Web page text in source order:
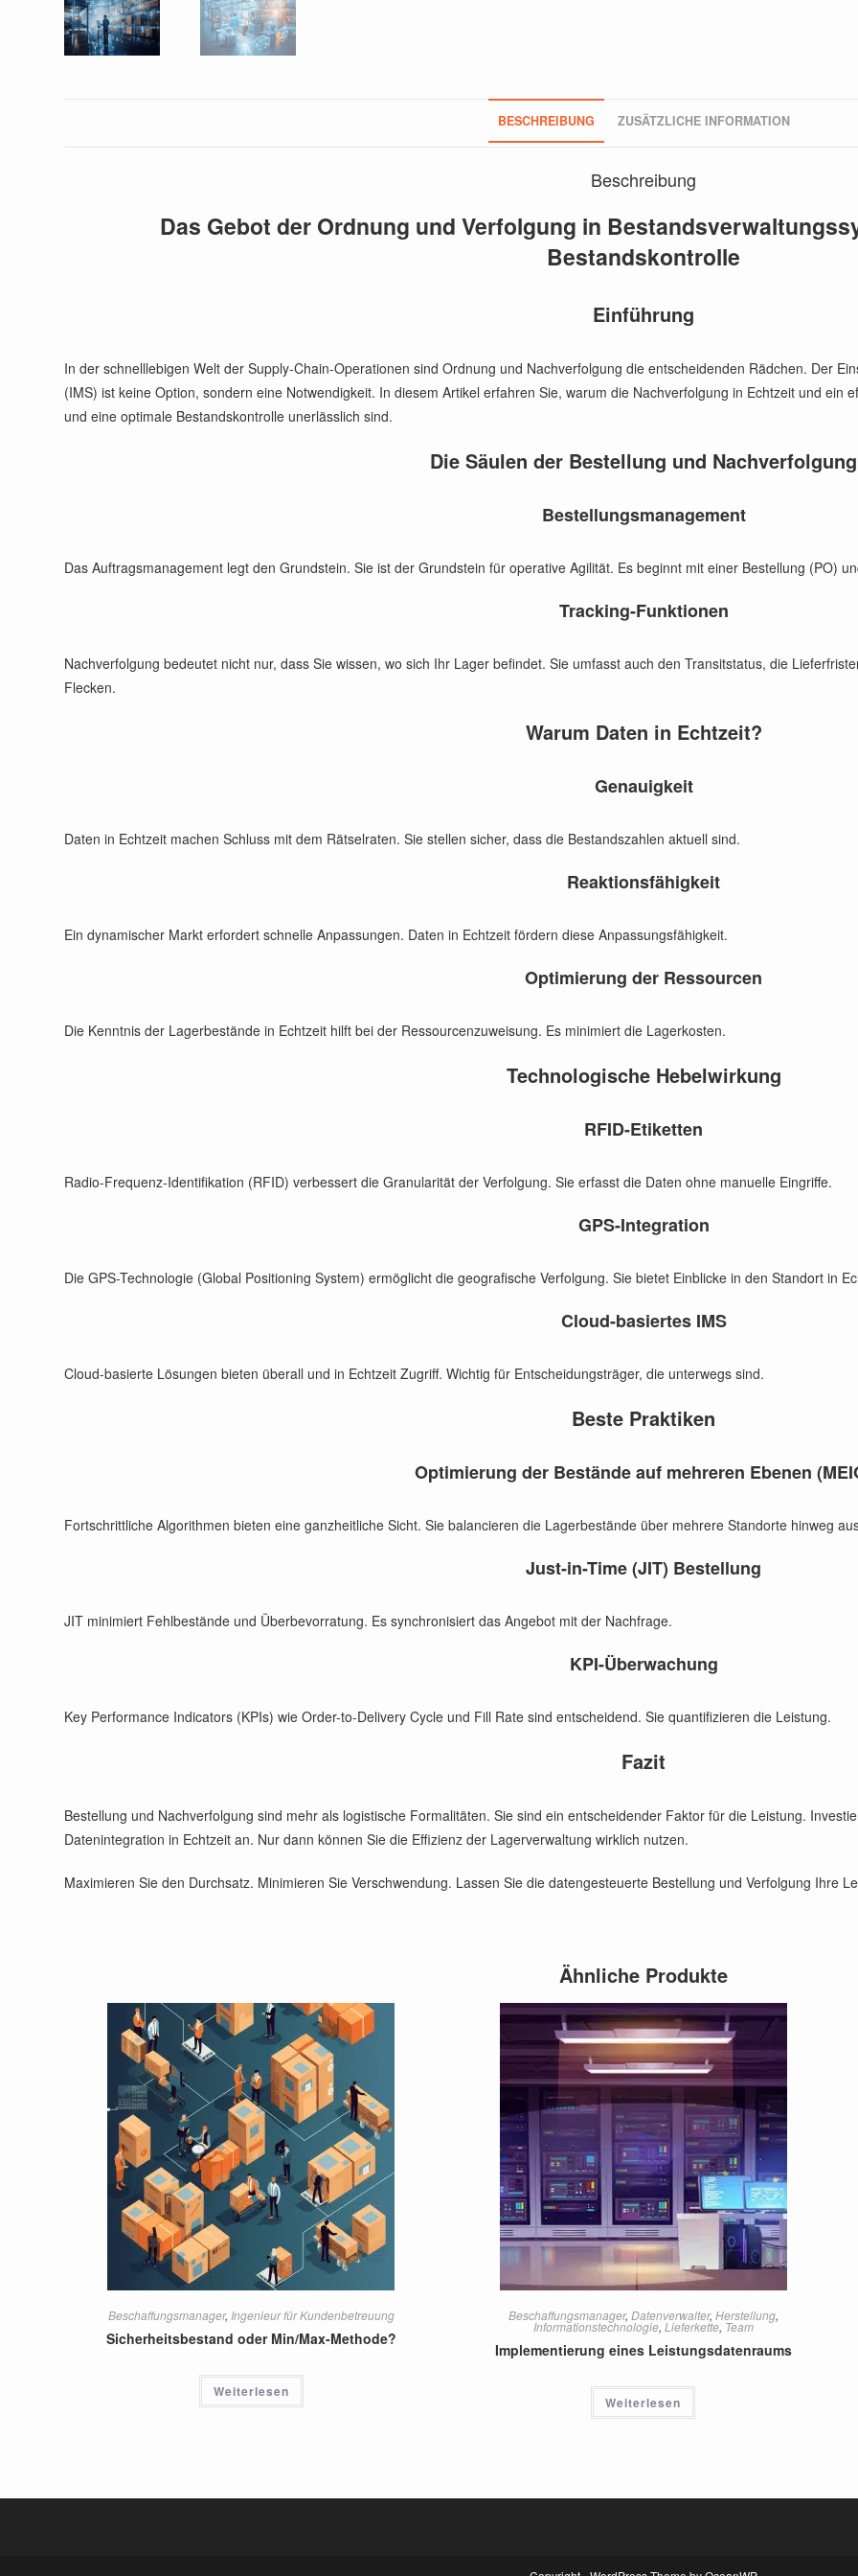
BESCHREIBUNG ZUSÄTZLICHE INFORMATION
Beschreibung
Das Gebot der Ordnung und Verfolgung in
Bestandskontrolle
Einführung
In der schnelllebigen Welt der Supply-Chain-Operationen sind Ordnung und Nachverfolgung die entscheidenden Rädchen. Der
(IMS) ist keine Option, sondern eine Notwendigkeit. In diesem Artikel erfahren Sie, warum die Nachverfolgung in Echtzeit und ein
und eine optimale Bestandskontrolle unerlässlich sind.
Die Säulen der Bestellung und Nachverfolgung
Bestellungsmanagement
Das Auftragsmanagement legt den Grundstein. Sie ist der Grundstein für operative Agilität. Es beginnt mit einer Bestellung (PO)
Tracking-Funktionen
Nachverfolgung bedeutet nicht nur, dass Sie wissen, wo sich Ihr Lager befindet. Sie umfasst auch den Transitstatus, die
Flecken.
Warum Daten in Echtzeit?
Genauigkeit
Daten in Echtzeit machen Schluss mit dem Rätselraten. Sie stellen sicher, dass die Bestandszahlen aktuell sind.
Reaktionsfähigkeit
Ein dynamischer Markt erfordert schnelle Anpassungen. Daten in Echtzeit fördern diese Anpassungsfähigkeit.
Optimierung der Ressourcen
Die Kenntnis der Lagerbestände in Echtzeit hilft bei der Ressourcenzuweisung. Es minimiert die Lagerkosten.
Technologische Hebelwirkung
RFID-Etiketten
Radio-Frequenz-Identifikation (RFID) verbessert die Granularität der Verfolgung. Sie erfasst die Daten ohne manuelle Eingriffe.
GPS-Integration
Die GPS-Technologie (Global Positioning System) ermöglicht die geografische Verfolgung. Sie bietet Einblicke in den Standort in
Cloud-basiertes IMS
Cloud-basierte Lösungen bieten überall und in Echtzeit Zugriff. Wichtig für Entscheidungsträger, die unterwegs sind.
Beste Praktiken
Optimierung der Bestände auf mehreren Ebenen
Fortschrittliche Algorithmen bieten eine ganzheitliche Sicht. Sie balancieren die Lagerbestände über mehrere Standorte hinweg
Just-in-Time (JIT) Bestellung
JIT minimiert Fehlbestände und Überbevorratung. Es synchronisiert das Angebot mit der Nachfrage.
KPI-Überwachung
Key Performance Indicators (KPIs) wie Order-to-Delivery Cycle und Fill Rate sind entscheidend. Sie quantifizieren die Leistung.
Fazit
Bestellung und Nachverfolgung sind mehr als logistische Formalitäten. Sie sind ein entscheidender Faktor für die Leistung.
Datenintegration in Echtzeit an. Nur dann können Sie die Effizienz der Lagerverwaltung wirklich nutzen.
Maximieren Sie den Durchsatz. Minimieren Sie Verschwendung. Lassen Sie die datengesteuerte Bestellung und Verfolgung Ihre
Ähnliche Produkte
Beschaffungsmanager, Ingenieur für Kundenbetreuung
Sicherheitsbestand oder Min/Max-Methode?
Weiterlesen
Beschaffungsmanager, Datenverwalter, Herstellung,
Informationstechnologie, Lieferkette, Team
Implementierung eines Leistungsdatenraums
Weiterlesen